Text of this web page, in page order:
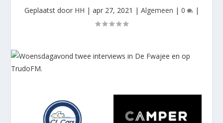
Geplaatst door HH | apr 27, 2021 | Algemeen | 0 |